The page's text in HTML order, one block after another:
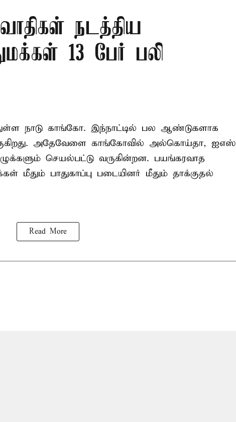
நடத்திய
13 பேர் பலி
நாடு காங்கோ. இந்நாட்டில் பல ஆண்டுகளாக
அதேவேளை காங்கோவில் அல்கொய்தா, ஐஎஸ்
செயல்பட்டு வருகின்றன. பயங்கரவாத
மீதும் பாதுகாப்பு படையினர் மீதும் தாக்குதல்
Read More